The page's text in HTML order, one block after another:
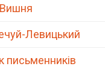
Левицький
письменників